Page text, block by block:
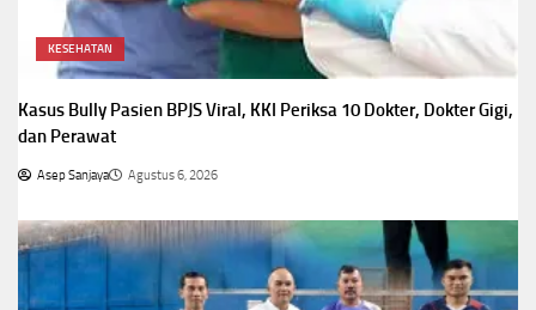
KESEHATAN
Kasus Bully Pasien BPJS Viral, KKI Periksa 10 Dokter, Dokter Gigi,
dan Perawat
Asep Sanjaya Agustus 6, 2026